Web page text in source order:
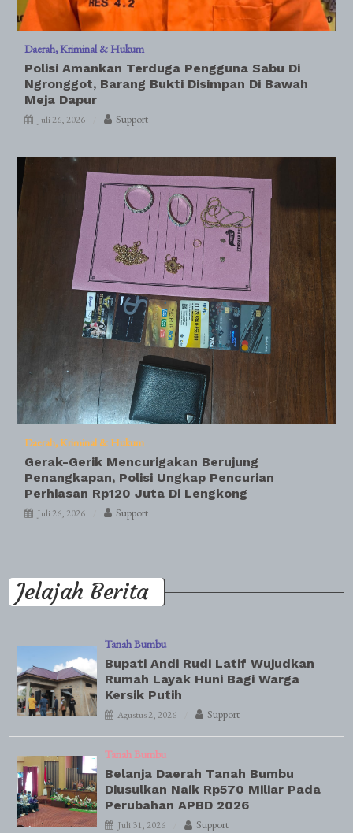
Daerah Kriminal & Hukum
Polisi Amankan Terduga Pengguna Sabu Di
Ngronggot, Barang Bukti Disimpan Di Bawah
Meja Dapur
Juli 26, 2026 Support
Daerah Kriminal & Hukum
Gerak-Gerik Mencurigakan Berujung
Penangkapan, Polisi Ungkap Pencurian
Perhiasan Rp120 Juta Di Lengkong
Juli 26, 2026 Support
Jelajah Berita
Tanah Bumbu
Bupati Andi Rudi Latif Wujudkan
Rumah Layak Huni Bagi Warga
Kersik Putih
Agustus 2, 2026 Support
Tanah Bumbu
Belanja Daerah Tanah Bumbu
Diusulkan Naik Rp570 Miliar Pada
Perubahan APBD 2026
Juli 31, 2026 Support